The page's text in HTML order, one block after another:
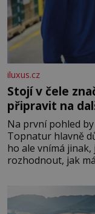
iluxus.cz
Stojí v čele
připravit na
Na první pohled
Topnatur hlavně
ho ale vnímá
rozhodnout, jak